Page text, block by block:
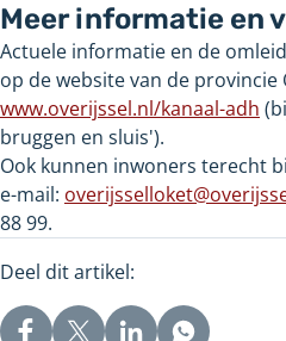
Meer informatie en
Actuele informatie en de
op de website van de provincie
www.overijssel.nl/kanaal-adh
bruggen en sluis').
Ook kunnen inwoners terecht
e-mail:
88 99.
Deel dit artikel: